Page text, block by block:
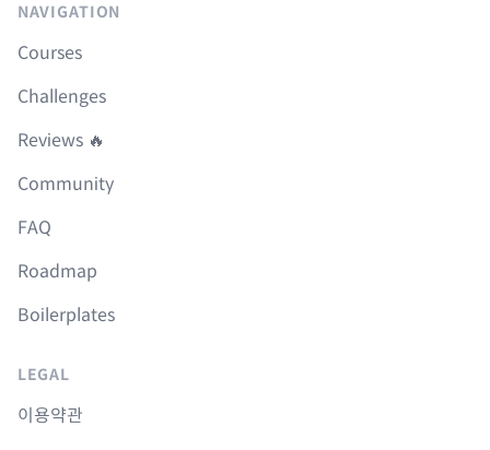
NAVIGATION
Courses
Challenges
Reviews 🔥
Community
FAQ
Roadmap
Boilerplates
LEGAL
이용약관